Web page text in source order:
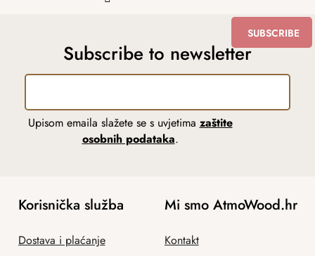
Subscribe to newsletter
Upisom emaila slažete se s uvjetima zaštite
osobnih podataka.
SUBSCRIBE
Korisnička služba
Dostava i plaćanje
Mi smo AtmoWood.hr
Kontakt